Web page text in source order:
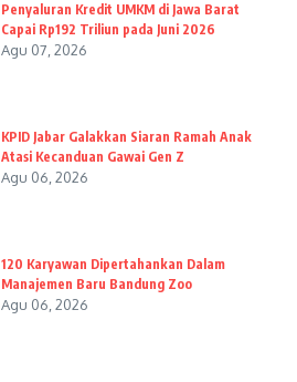
Penyaluran Kredit UMKM di Jawa Barat
Capai Rp192 Triliun pada Juni 2026
Agu 07, 2026
KPID Jabar Galakkan Siaran Ramah Anak
Atasi Kecanduan Gawai Gen Z
Agu 06, 2026
120 Karyawan Dipertahankan Dalam
Manajemen Baru Bandung Zoo
Agu 06, 2026